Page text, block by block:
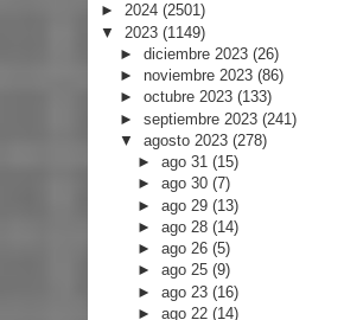
► 2024 (2501)
▼ 2023 (1149)
► diciembre 2023 (26)
► noviembre 2023 (86)
► octubre 2023 (133)
► septiembre 2023 (241)
▼ agosto 2023 (278)
►ago 31(15)
►ago 30(7)
►ago 29(13)
►ago 28(14)
►ago 26(5)
►ago 25(9)
►ago 23(16)
►ago 22(14)